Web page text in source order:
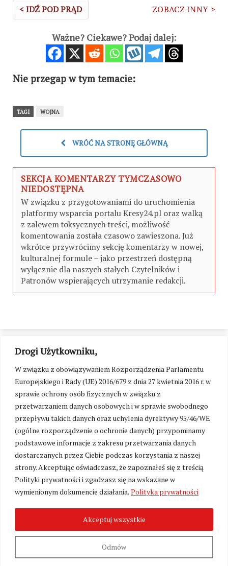
Drogi Użytkowniku,
W związku z obowiązywaniem Rozporządzenia Parlamentu
Europejskiego i Rady (UE) 2016/679 z dnia 27 kwietnia 2016 r. w
sprawie ochrony osób fizycznych w związku z
przetwarzaniem danych osobowych i w sprawie swobodnego
przepływu takich danych oraz uchylenia dyrektywy 95/46/WE
(ogólne rozporządzenie o ochronie danych) przypominamy
podstawowe informacje z zakresu przetwarzania danych
dostarczanych przez Ciebie podczas korzystania z naszej
strony. Akceptując oświadczasz, że zapoznałeś się z treścią
Polityki prywatności i zgadzasz się na wskazane w
wymienionym dokumencie działania. Polityka prywatności
Odmów
Akceptuj wszystkie
< IDŹ POD PRĄD ZOBACZ INNY >
Ważne? Ciekawe? Podaj dalej:
Nie przegap w tym temacie:
TAGI WOJNA
WRÓĆ NA STRONĘ GŁÓWNĄ
SEKCJA KOMENTARZY TYMCZASOWO
NIEDOSTĘPNA
W związku z przygotowaniami do uruchomienia
platformy wsparcia portalu Kresy24.pl oraz walką
z zalewem toksycznych treści, możliwość
komentowania została czasowo zawieszona. Już
wkrótce przywrócimy sekcję komentarzy w nowej,
kulturalnej formule – jako przestrzeń dostępną
wyłącznie dla naszych stałych Czytelników i
Patronów wspierających utrzymanie redakcji.
Zmień ustawienia cookies
2026. Wszelkie Prawa Zastrzeżone.
Polityka prywatności
Fundacja Wolność i Demokracja